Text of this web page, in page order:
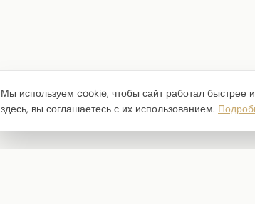
Мы используем cookie, чтобы сайт работал быстрее
здесь, вы соглашаетесь с их использованием.